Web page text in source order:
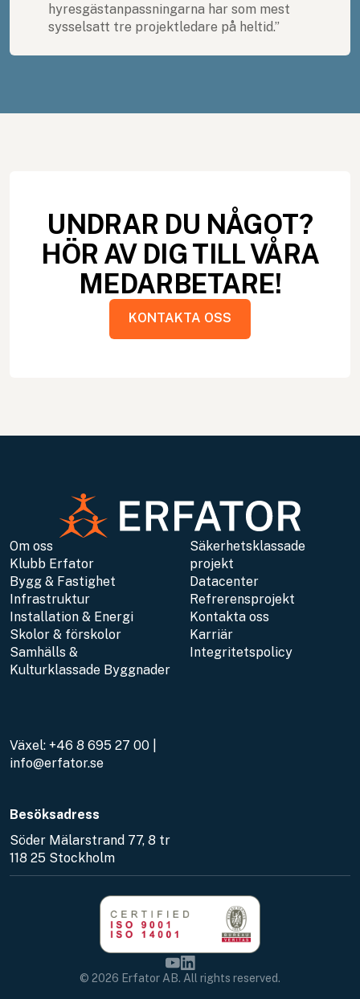
hyresgästanpassningarna har som mest
sysselsatt tre projektledare på heltid.”
UNDRAR DU NÅGOT?
HÖR AV DIG TILL VÅRA
MEDARBETARE!
KONTAKTA OSS
KONTAKTA OSS
Om oss
Klubb Erfator
Bygg & Fastighet
Infrastruktur
Installation & Energi
Skolor & förskolor
Samhälls &
Kulturklassade Byggnader
Säkerhetsklassade
projekt
Datacenter
Refrerensprojekt
Kontakta oss
Karriär
Integritetspolicy
Växel: +46 8 695 27 00
info@erfator.se
Besöksadress
Söder Mälarstrand 77, 8 tr
118 25 Stockholm
© 2026 Erfator AB. All rights reserved.